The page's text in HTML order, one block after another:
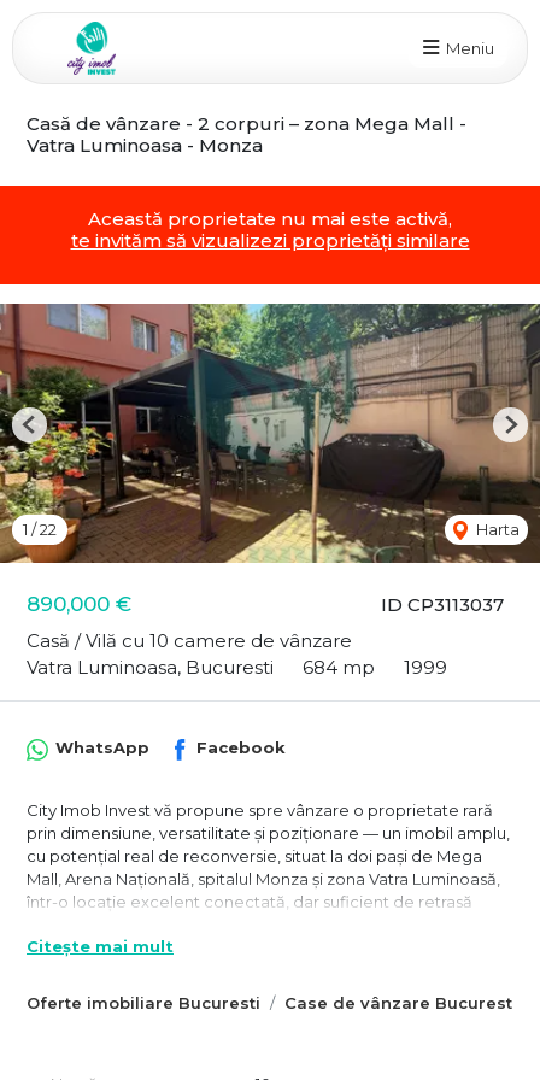
Meniu
Casă de vânzare - 2 corpuri – zona Mega Mall -
Vatra Luminoasa - Monza
Această proprietate nu mai este activă,
te invităm să vizualizezi proprietăți similare
ID CP3113037
890,000 €
Casă / Vilă cu 10 camere de vânzare
Vatra Luminoasa, Bucuresti
684 mp 1999
1 /22 Harta
Previous
Oferte imobiliare Bucuresti Case de vânzare Bucuresti
WhatsApp Facebook
City Imob Invest vă propune spre vânzare o proprietate rară
prin dimensiune, versatilitate și poziționare — un imobil amplu,
cu potențial real de reconversie, situat la doi pași de Mega
Mall, Arena Națională, spitalul Monza și zona Vatra Luminoasă,
într-o locație excelent conectată, dar suficient de retrasă
Aceasta face parte din a doua categorie. Fie că vorbim
Citește mai mult